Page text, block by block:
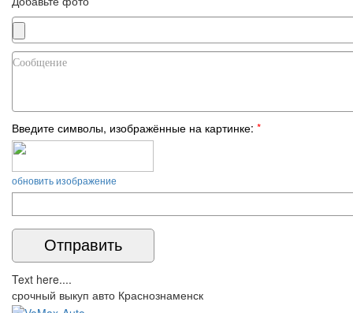
Введите символы, изображённые на картинке: *
обновить изображение
Text here....
срочный выкуп авто Краснознаменск